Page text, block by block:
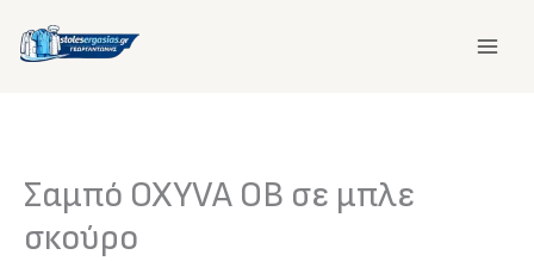
στο
Σαμπό OXYVA OB σε μπλε
σκούρο